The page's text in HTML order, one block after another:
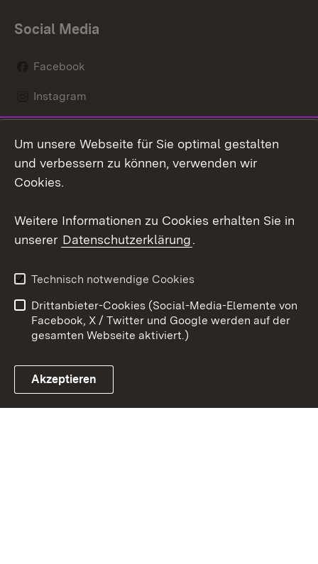
Social Media
Facebook
Instagram
Mastodon
Youtube
Link zum Landesportal
Kontakt
Datenschutz
Barrierefreiheit
Impressum Cookies
Um unsere Webseite für Sie optimal gestalten
und verbessern zu können, verwenden wir
Cookies.
Weitere Informationen zu Cookies erhalten Sie in
unserer Datenschutzerklärung.
Technisch notwendige Cookies
Drittanbieter-Cookies (Social-Media-Elemente von
Facebook, X / Twitter und Google werden auf der
gesamten Webseite aktiviert.)
Akzeptieren